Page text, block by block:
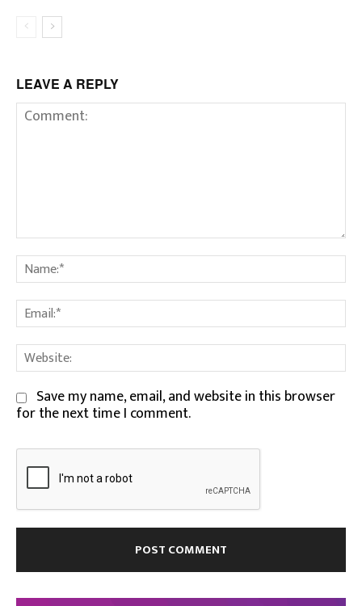
LEAVE A REPLY
Comment:
Save my name, email, and website in this browser
for the next time I comment.